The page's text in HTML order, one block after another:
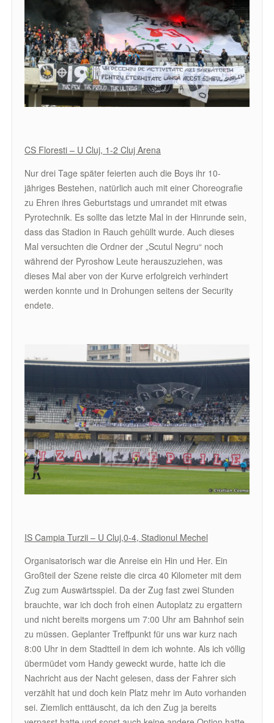
CS Floresti – U Cluj, 1-2 Cluj Arena
Nur drei Tage später feierten auch die Boys ihr 10-
jähriges Bestehen, natürlich auch mit einer Choreografie
zu Ehren ihres Geburtstags und umrandet mit etwas
Pyrotechnik. Es sollte das letzte Mal in der Hinrunde sein,
dass das Stadion in Rauch gehüllt wurde. Auch dieses
Mal versuchten die Ordner der „Scutul Negru“ noch
während der Pyroshow Leute herauszuziehen, was
dieses Mal aber von der Kurve erfolgreich verhindert
werden konnte und in Drohungen seitens der Security
endete.
IS Campia Turzii – U Cluj,0-4, Stadionul Mechel
Organisatorisch war die Anreise ein Hin und Her. Ein
Großteil der Szene reiste die circa 40 Kilometer mit dem
Zug zum Auswärtsspiel. Da der Zug fast zwei Stunden
brauchte, war ich doch froh einen Autoplatz zu ergattern
und nicht bereits morgens um 7:00 Uhr am Bahnhof sein
zu müssen. Geplanter Treffpunkt für uns war kurz nach
8:00 Uhr in dem Stadtteil in dem ich wohnte. Als ich völlig
übermüdet vom Handy geweckt wurde, hatte ich die
Nachricht aus der Nacht gelesen, dass der Fahrer sich
verzählt hat und doch kein Platz mehr im Auto vorhanden
sei. Ziemlich enttäuscht, da ich den Zug ja bereits